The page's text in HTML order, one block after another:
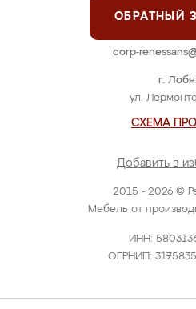
2015 - 2026 ©
Мебель от
ИНН:
ОГРНИП:
г.
ул.
СХЕМА
Добавить в
ОБРАТНЫЙ
corp-